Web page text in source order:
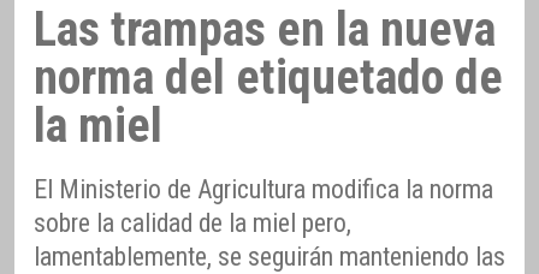
Las trampas en la nueva
norma del etiquetado de
la miel
El Ministerio de Agricultura modifica la norma
sobre la calidad de la miel pero,
lamentablemente, se seguirán manteniendo las